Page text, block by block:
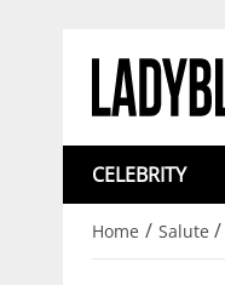
CELEBRITY
Home / Salute /